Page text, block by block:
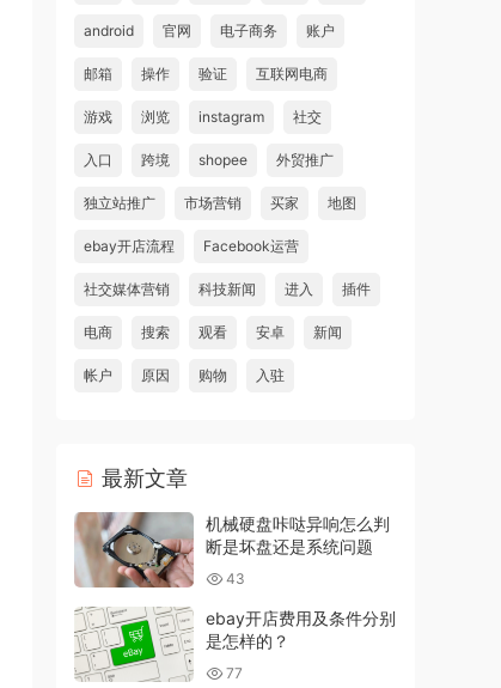
android 官网 电子商务 账户
邮箱 操作 验证 互联网电商
游戏 浏览 instagram 社交
入口 跨境 shopee 外贸推广
独立站推广 市场营销 买家 地图
ebay开店流程 Facebook运营
社交媒体营销 科技新闻 进入 插件
电商 搜索 观看 安卓 新闻
帐户 原因 购物 入驻
最新文章
机械硬盘咔哒异响怎么判
断是坏盘还是系统问题
43
ebay开店费用及条件分别
是怎样的？
77